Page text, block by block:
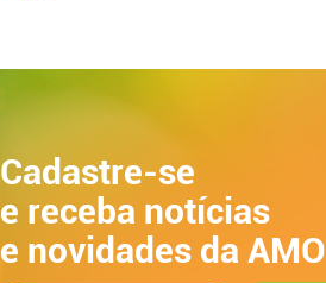
Cadastre-se
e receba notícias
e novidades da AMO